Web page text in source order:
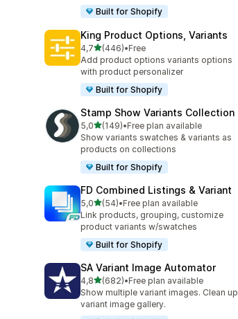
Built for Shopify
King Product Options, Variants
4,7/ 5 tähteä
(446)
446 arvostelua yhteensä
•Free
Add product options variants options
with product personalizer
Built for Shopify
Stamp Show Variants Collection
5,0/ 5 tähteä
(149)
149 arvostelua yhteensä
•Free plan available
Show variants swatches & variants as
products on collections
Built for Shopify
FD Combined Listings & Variant
5,0/ 5 tähteä
(54)
54 arvostelua yhteensä
•Free plan available
Link products, grouping, customize
product variants w/swatches
Built for Shopify
SA Variant Image Automator
4,8/ 5 tähteä
(682)
682 arvostelua yhteensä
•Free plan available
Show multiple variant images. Clean up
variant image gallery.